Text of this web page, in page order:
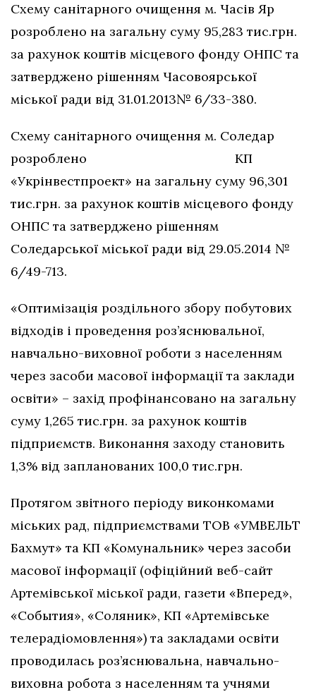
Схему санітарного очищення м. Часів Яр
розроблено на загальну суму 95,283 тис.грн.
за рахунок коштів місцевого фонду ОНПС та
затверджено рішенням Часовоярської
міської ради від 31.01.2013№ 6/33-380.
Схему санітарного очищення м. Соледар
розроблено КП
«Укрінвестпроект» на загальну суму 96,301
тис.грн. за рахунок коштів місцевого фонду
ОНПС та затверджено рішенням
Соледарської міської ради від 29.05.2014 №
6/49-713.
«Оптимізація роздільного збору побутових
відходів і проведення роз’яснювальної,
навчально-виховної роботи з населенням
через засоби масової інформації та заклади
освіти» – захід профінансовано на загальну
суму 1,265 тис.грн. за рахунок коштів
підприємств. Виконання заходу становить
1,3% від запланованих 100,0 тис.грн.
Протягом звітного періоду виконкомами
міських рад, підприємствами ТОВ «УМВЕЛЬТ
Бахмут» та КП «Комунальник» через засоби
масової інформації (офіційний веб-сайт
Артемівської міської ради, газети «Вперед»,
«События», «Соляник», КП «Артемівське
телерадіомовлення») та закладами освіти
проводилась роз’яснювальна, навчально-
виховна робота з населенням та учнями